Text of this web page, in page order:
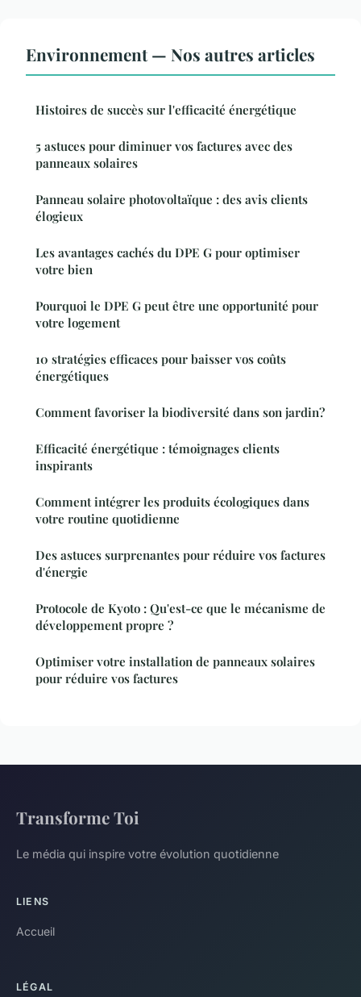
Environnement — Nos autres articles
Histoires de succès sur l'efficacité énergétique
5 astuces pour diminuer vos factures avec des
panneaux solaires
Panneau solaire photovoltaïque : des avis clients
élogieux
Les avantages cachés du DPE G pour optimiser
votre bien
Pourquoi le DPE G peut être une opportunité pour
votre logement
10 stratégies efficaces pour baisser vos coûts
énergétiques
Comment favoriser la biodiversité dans son jardin?
Efficacité énergétique : témoignages clients
inspirants
Comment intégrer les produits écologiques dans
votre routine quotidienne
Des astuces surprenantes pour réduire vos factures
d'énergie
Protocole de Kyoto : Qu'est-ce que le mécanisme de
développement propre ?
Optimiser votre installation de panneaux solaires
pour réduire vos factures
Transforme Toi
Le média qui inspire votre évolution quotidienne
LIENS
Accueil
LÉGAL